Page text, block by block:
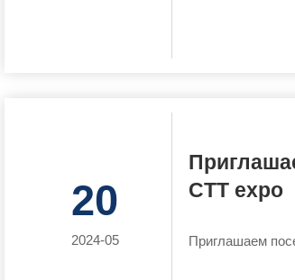
20
2024-05
CTT expo
Приглашаем